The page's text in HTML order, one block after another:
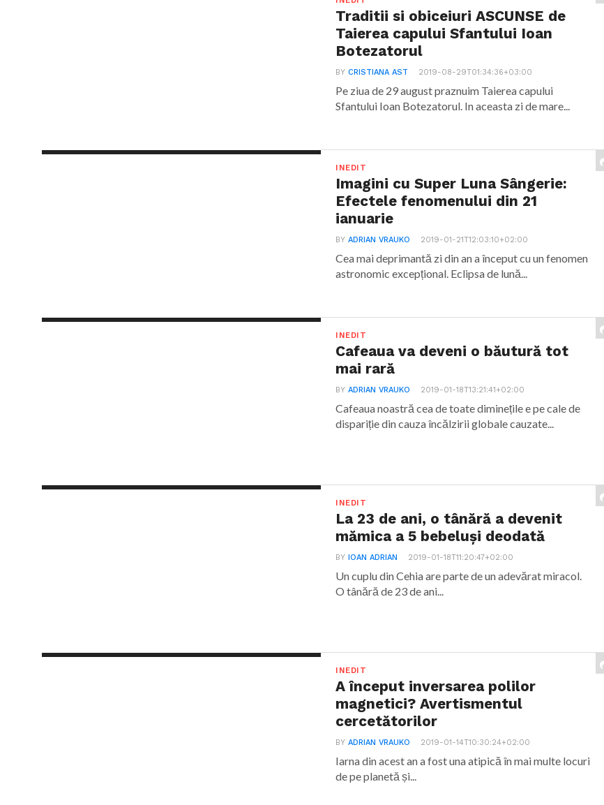
Traditii si obiceiuri ASCUNSE de
Taierea capului Sfantului Ioan
Botezatorul
BYCRISTIANA AST 2019-08-29T01:34:36+03:00
Pe ziua de 29 august praznuim Taierea capului
Sfantului Ioan Botezatorul. In aceasta zi de mare...
INEDIT
Imagini cu Super Luna Sângerie:
Efectele fenomenului din 21
ianuarie
BYADRIAN VRAUKO 2019-01-21T12:03:10+02:00
Cea mai deprimantă zi din an a început cu un fenomen
astronomic excepțional. Eclipsa de lună...
INEDIT
Cafeaua va deveni o băutură tot
mai rară
BYADRIAN VRAUKO 2019-01-18T13:21:41+02:00
Cafeaua noastră cea de toate diminețile e pe cale de
dispariție din cauza încălzirii globale cauzate...
INEDIT
La 23 de ani, o tânără a devenit
mămica a 5 bebeluși deodată
BYIOAN ADRIAN 2019-01-18T11:20:47+02:00
Un cuplu din Cehia are parte de un adevărat miracol.
O tânără de 23 de ani...
INEDIT
A început inversarea polilor
magnetici? Avertismentul
cercetătorilor
BYADRIAN VRAUKO 2019-01-14T10:30:24+02:00
Iarna din acest an a fost una atipică în mai multe locuri
de pe planetă și...